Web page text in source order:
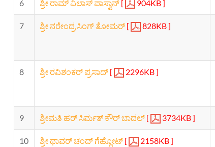
6 ಶ್ರೀ ರಾಮ್ ವಿಲಾಸ್ ಪಾಸ್ವಾನ್[ 904KB ]
7 ಶ್ರೀ ನರೇಂದ್ರ ಸಿಂಗ್ ತೋಮರ್[ 828KB ]
8 ಶ್ರೀ ರವಿಶಂಕರ್ ಪ್ರಸಾದ್[ 2296KB ]
9 ಶ್ರೀಮತಿ ಹರ್ ಸಿರ್ಮತ್ ಕೌರ್ ಬಾದಲ್[ 3734KB ]
10 ಶ್ರೀ ಥಾವರ್ ಚಂದ್ ಗೆಹ್ಲೋಟ್[ 2158KB ]